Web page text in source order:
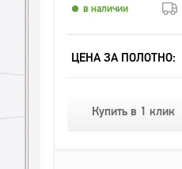
в наличии
ЦЕНА ЗА ПОЛОТНО:
Купить в 1 клик